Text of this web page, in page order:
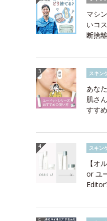
マシ
いコ
断捨
スキン
あな
肌さ
すす
スキン
【オ
or ユ